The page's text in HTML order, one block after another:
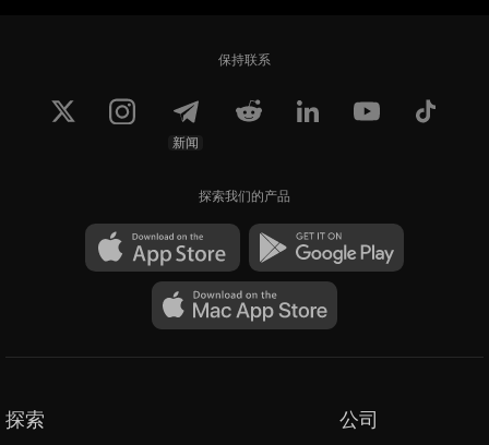
保持联系
新闻
探索我们的产品
探索 公司